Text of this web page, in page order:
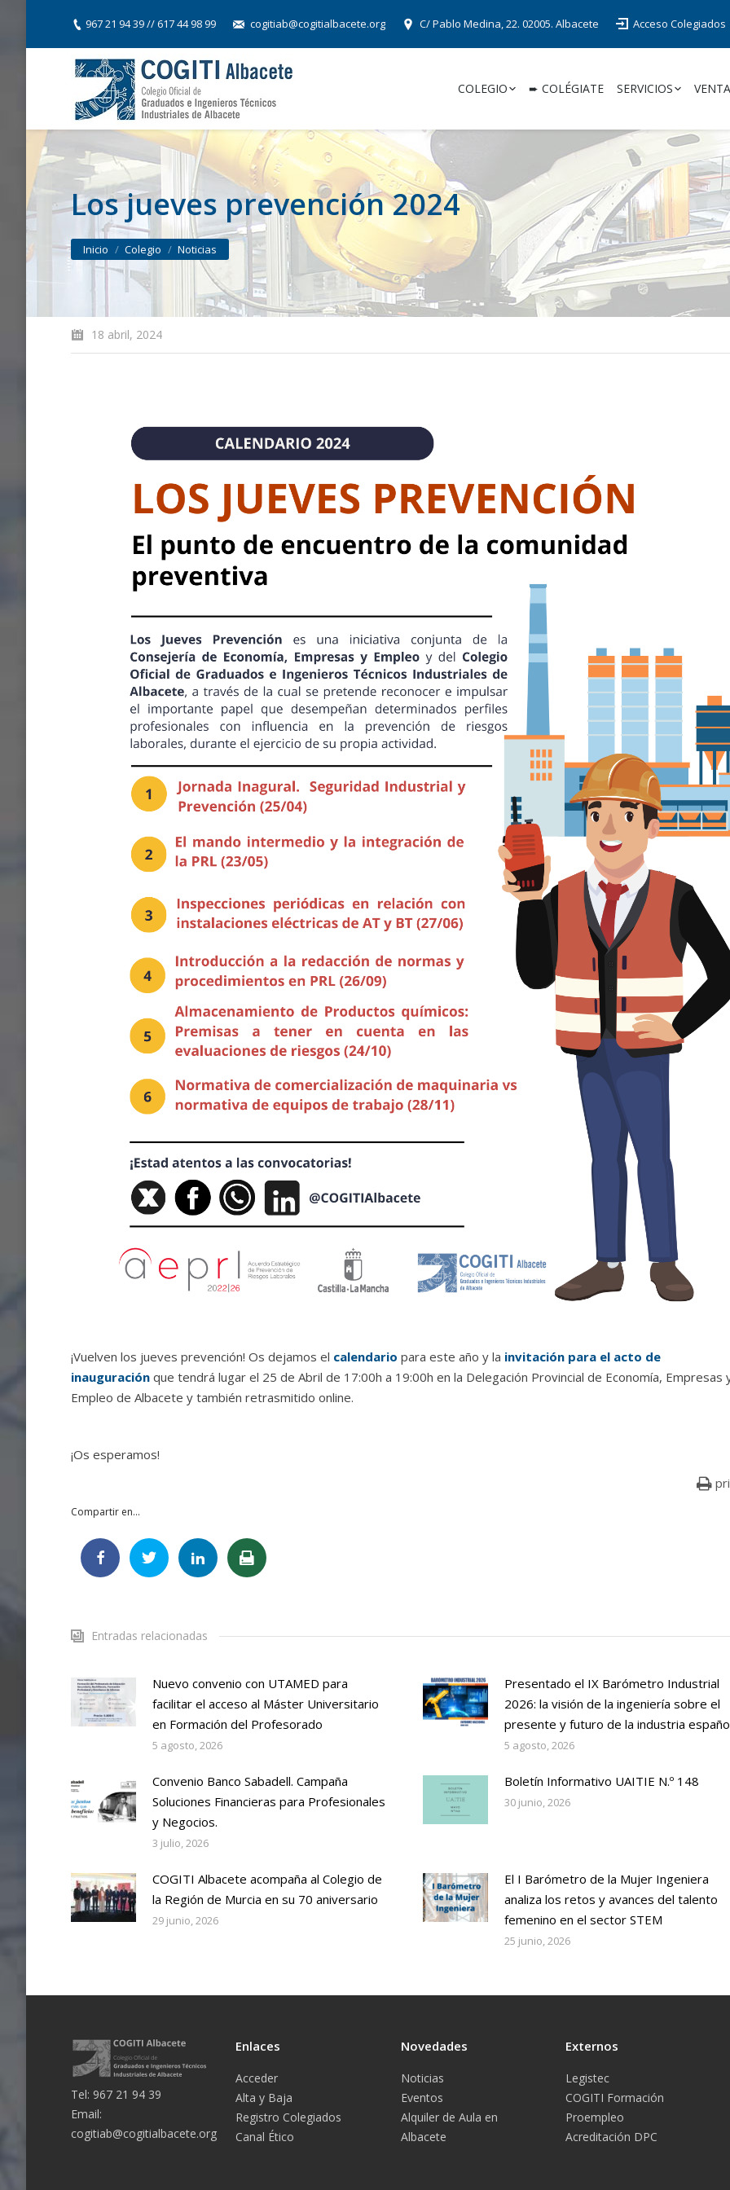
967 21 94 39 // 617 44 98 99 cogitiab@cogitialbacete.org C/ Pablo Medina, 22. 02005. Albacete Acceso Colegiados
COLEGIO ➨ COLÉGIATE SERVICIOS
Los jueves prevención 2024
You are here:
Inicio Colegio Noticias
18 abril, 2024
¡Vuelven los jueves prevención! Os dejamos el calendario para este año y la invitación para el acto de
inauguración que tendrá lugar el 25 de Abril de 17:00h a 19:00h en la Delegación Provincial de Economía, Empresas
Empleo de Albacete y también retrasmitido online.
¡Os esperamos!
Compartir en...
Entradas relacionadas
Nuevo convenio con UTAMED para
facilitar el acceso al Máster Universitario
en Formación del Profesorado
5 agosto, 2026
Presentado el IX Barómetro Industrial
2026: la visión de la ingeniería sobre el
presente y futuro de la industria
5 agosto, 2026
Convenio Banco Sabadell. Campaña
Soluciones Financieras para Profesionales
y Negocios.
3 julio, 2026
Boletín Informativo UAITIE N.º 148
30 junio, 2026
COGITI Albacete acompaña al Colegio de
la Región de Murcia en su 70 aniversario
29 junio, 2026
El I Barómetro de la Mujer Ingeniera
analiza los retos y avances del talento
femenino en el sector STEM
25 junio, 2026
Tel: 967 21 94 39
Email:
cogitiab@cogitialbacete.org
Enlaces
Acceder
Alta y Baja
Registro Colegiados
Canal Ético
Novedades
Noticias
Eventos
Alquiler de Aula en
Albacete
Externos
Legistec
COGITI Formación
Proempleo
Acreditación DPC